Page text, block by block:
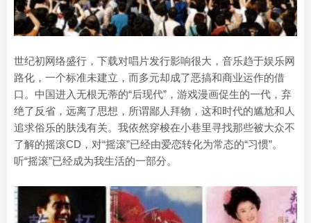
世纪初网络盛行，下载对唱片发行影响很大，音乐趋于娱乐网
路化，一个标准未建立，而多元却成了恶搞和商业运作的借
口。中国进入无根无蒂的“后现代”，游戏漫画促生的一代，弃
绝了反省，远离了思想，所谓鄙人拜物，这和时代的尴尬和人
追求俗乐的肤浅有关。我依然穿梭在小巷里寻找那些被大众不
了解的摇滚CD，对“摇滚”已经由爱恋转化为常态的“习惯”。
听“摇滚”已经成为我生活的一部分。